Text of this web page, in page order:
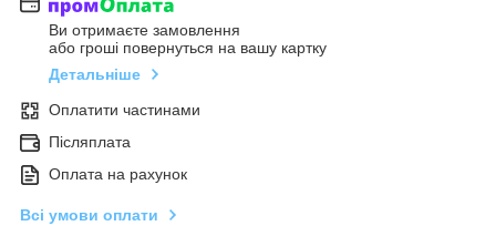
Ви отримаєте замовлення
або гроші повернуться на вашу картку
Детальніше
Оплатити частинами
Післяплата
Оплата на рахунок
Всі умови оплати